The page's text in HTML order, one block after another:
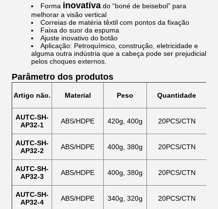
Forma inovativa do “boné de beisebol” para
melhorar a visão vertical
Correias de matéria têxtil com pontos da fixação
Faixa do suor da espuma
Ajuste inovativo do botão
Aplicação: Petroquímico, construção, eletricidade e
alguma outra indústria que a cabeça pode ser prejudicial
pelos choques externos.
Parâmetro dos produtos
Artigo não. Material Peso Quantidade
AUTC-SH-
AP32-1
ABS/HDPE 420g, 400g 20PCS/CTN
AUTC-SH-
AP32-2
ABS/HDPE 400g, 380g 20PCS/CTN
AUTC-SH-
AP32-3
ABS/HDPE 400g, 380g 20PCS/CTN
AUTC-SH-
AP32-4
ABS/HDPE 340g, 320g 20PCS/CTN